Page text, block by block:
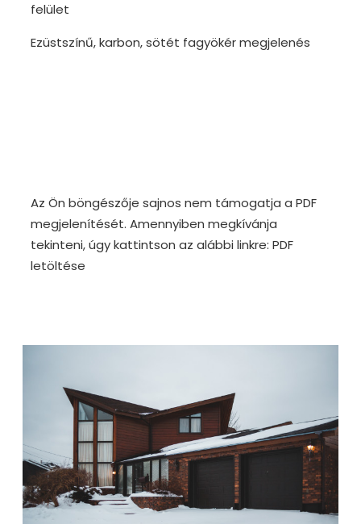
felület
Ezüstszínű, karbon, sötét fagyökér megjelenés
Az Ön böngészője sajnos nem támogatja a PDF
megjelenítését. Amennyiben megkívánja
tekinteni, úgy kattintson az alábbi linkre:PDF
letöltése